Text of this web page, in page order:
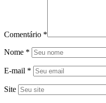
Comentário *
Nome *
E-mail *
Site